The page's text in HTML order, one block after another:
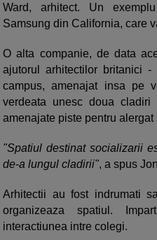
Ward, arhitect. Un
Samsung din California, care
O alta companie, de data
ajutorul arhitectilor britanici
campus, amenajat insa pe
verdeata unesc doua
amenajate piste pentru
"Spatiul destinat socializarii
de-a lungul cladirii", a spus
Arhitectii au fost indrumati
organizeaza spatiul.
interactiunea intre colegi.